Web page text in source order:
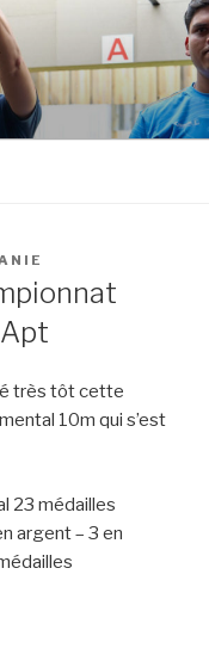
très tôt cette
10m qui s’est
23 médailles
argent – 3 en